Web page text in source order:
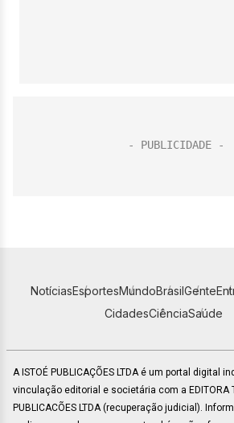
NotíciasEsportesMundoBrasilGente
CidadesCiênciaSaúde
A ISTOÉ PUBLICAÇÕES LTDA é um portal digital
vinculação editorial e societária com a EDITORA
PUBLICACÕES LTDA (recuperação judicial).